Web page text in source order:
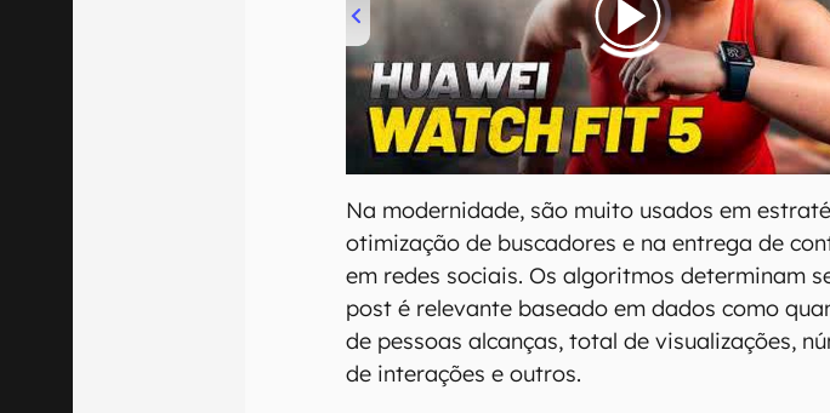
00:00/04:51
Na modernidade, são muito usados em
otimização de buscadores e na entrega de
em redes sociais. Os algoritmos determinam
post é relevante baseado em dados como
de pessoas alcanças, total de visualizações,
de interações e outros.